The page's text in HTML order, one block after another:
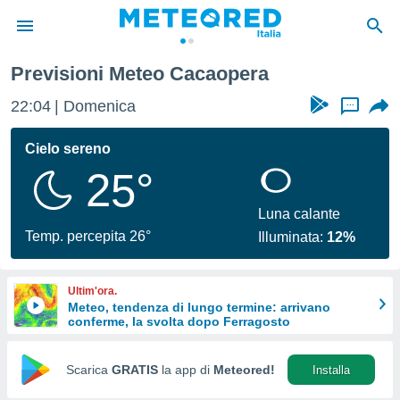
di
per
le
di
Web
Previsioni Meteo Cacaopera
22:04 Domenica ...
Cielo sereno
25°
Temp. percepita 26°
Luna calante
Illuminata: 12%
Ultim'ora.
Meteo, tendenza di lungo termine: arrivano
conferme, la svolta dopo Ferragosto
Scarica GRATIS la app di Meteored! Installa